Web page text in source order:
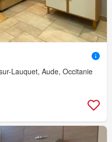
Lauquet, Aude, Occitanie